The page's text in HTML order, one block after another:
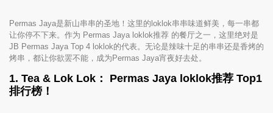
Permas Jaya是新山串串的圣地！这里的loklok串串味道鲜美，每一串都
让你停不下来。作为 Permas Jaya loklok推荐 的餐厅之一，这里绝对是
JB Permas Jaya Top 4 loklok的代表。无论是辣味十足的串串还是香烤的
烤串，都让你欲罢不能，成为Permas Jaya宵夜好去处。
1. Tea & Lok Lok： Permas Jaya loklok推荐 Top1
排行榜！